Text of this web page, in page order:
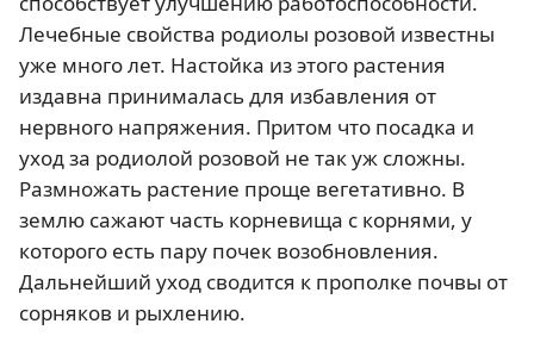
Лечебные свойства родиолы розовой известны
уже много лет. Настойка из этого растения
издавна принималась для избавления от
нервного напряжения. Притом что посадка и
уход за родиолой розовой не так уж сложны.
Размножать растение проще вегетативно. В
землю сажают часть корневища с корнями, у
которого есть пару почек возобновления.
Дальнейший уход сводится к прополке почвы от
сорняков и рыхлению.